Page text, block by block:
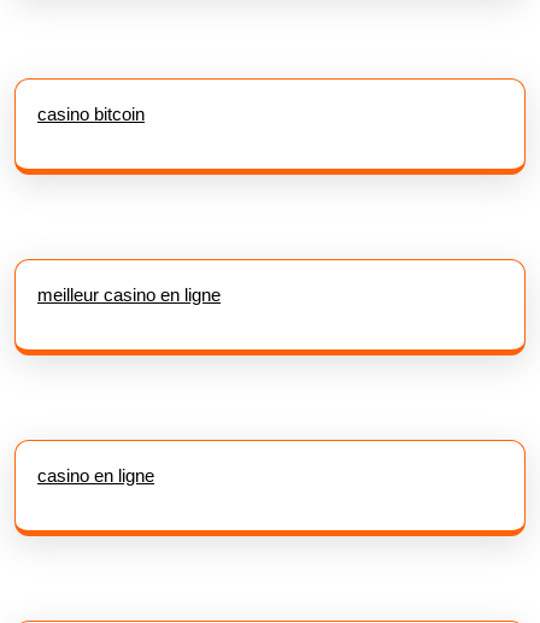
casino bitcoin
meilleur casino en ligne
casino en ligne